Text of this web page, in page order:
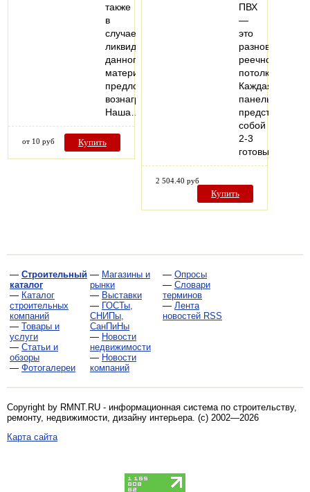
также
в
случае
ликвидности
данного
материала
предложит
вознаграждение.
Наша…
от 10 руб Купить
ПВХ
—
это
разновидность
реечного
потолка.
Каждая
панель
представляет
собой
2-3
готовых…
2 504.40 руб
Купить
— Строительный
каталог
— Каталог
строительных
компаний
— Товары и
услуги
— Статьи и
обзоры
— Фотогалереи
— Магазины и
рынки
— Выставки
— ГОСТы,
СНИПы,
СанПиНы
— Новости
недвижимости
— Новости
компаний
— Опросы
— Словари
терминов
— Лента
новостей RSS
Copyright by RMNT.RU - информационная система по строительству,
ремонту, недвижимости, дизайну интерьера. (c) 2002—2026
Карта сайта